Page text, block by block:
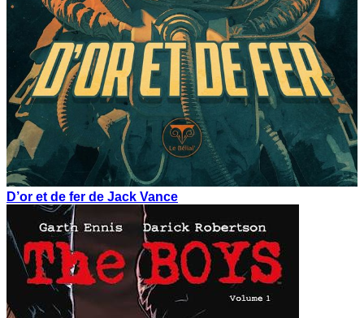
D’or et de fer de Jack Vance